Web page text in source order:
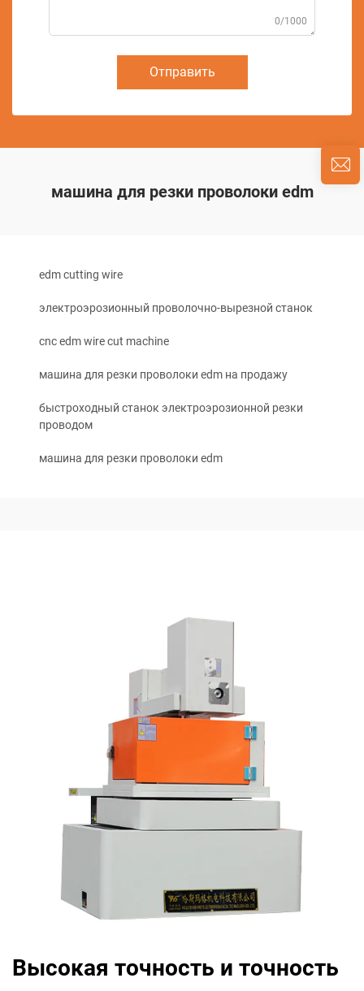
0/1000
Отправить
машина для резки проволоки edm
edm cutting wire
электроэрозионный проволочно-вырезной станок
cnc edm wire cut machine
машина для резки проволоки edm на продажу
быстроходный станок электроэрозионной резки
проводом
машина для резки проволоки edm
Высокая точность и точность